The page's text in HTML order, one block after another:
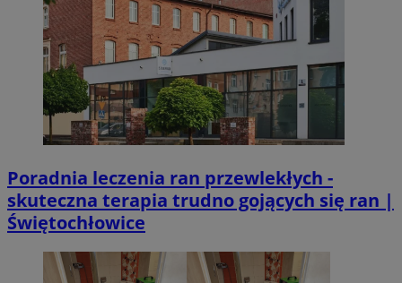
Poradnia leczenia ran przewlekłych -
skuteczna terapia trudno gojących się ran |
Świętochłowice